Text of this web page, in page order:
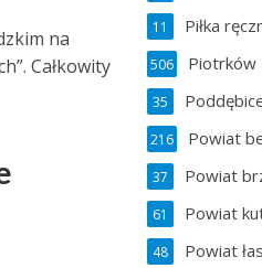
na
Całkowity
Piłka
11
Piotrków
506
35
Powiat
216
Powiat
37
Powiat
61
Powiat
48